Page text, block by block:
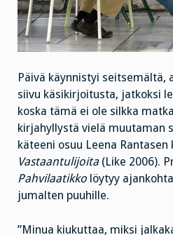
Päivä käynnistyi seitsemältä,
siivu käsikirjoitusta, jatkoksi
koska tämä ei ole silkka
kirjahyllystä vielä muutaman
käteeni osuu Leena Rantasen
Vastaantulijoita (Like 2006).
Pahvilaatikko löytyy
jumalten puuhille.
”Minua kiukuttaa, miksi